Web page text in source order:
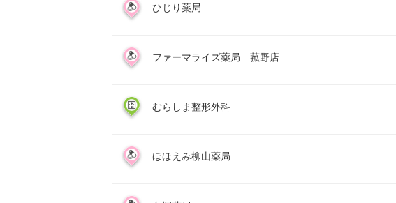
ひじり薬局
ファーマライズ薬局 菰野店
むらしま整形外科
ほほえみ柳山薬局